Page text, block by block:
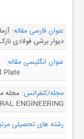
عنوان فارسی مقاله:
دیوار برشی فولادی
عنوان انگلیسی مقاله:
Plate
مجله/کنفرانس:
ENGINEERING
رشته های تحصیلی